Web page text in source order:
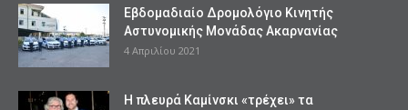
Εβδομαδιαίο Δρομολόγιο Κινητής
Αστυνομικής Μονάδας Ακαρνανίας
4 Απριλίου 2021
Η πλευρά Καμίνσκι «τρέχει» τα